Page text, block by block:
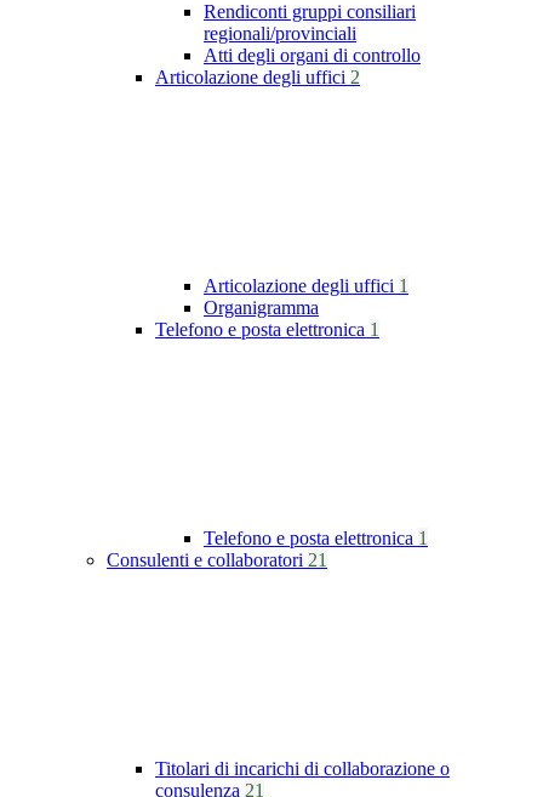
Rendiconti gruppi consiliari
regionali/provinciali
Atti degli organi di controllo
Articolazione degli uffici 2
Articolazione degli uffici 1
Organigramma
Telefono e posta elettronica 1
Telefono e posta elettronica 1
Consulenti e collaboratori 21
Titolari di incarichi di collaborazione o
consulenza 21